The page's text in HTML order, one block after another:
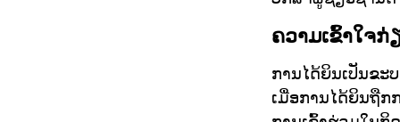
ຄວາມເຂົ້າໃຈ
ການໄດ້ຍິນເປັນຂ
ເມື່ອການໄດ້ຍິນຖືກ